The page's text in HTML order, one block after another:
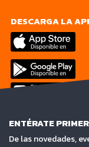
DESCARGA LA
ENTÉRATE
De las novedades,